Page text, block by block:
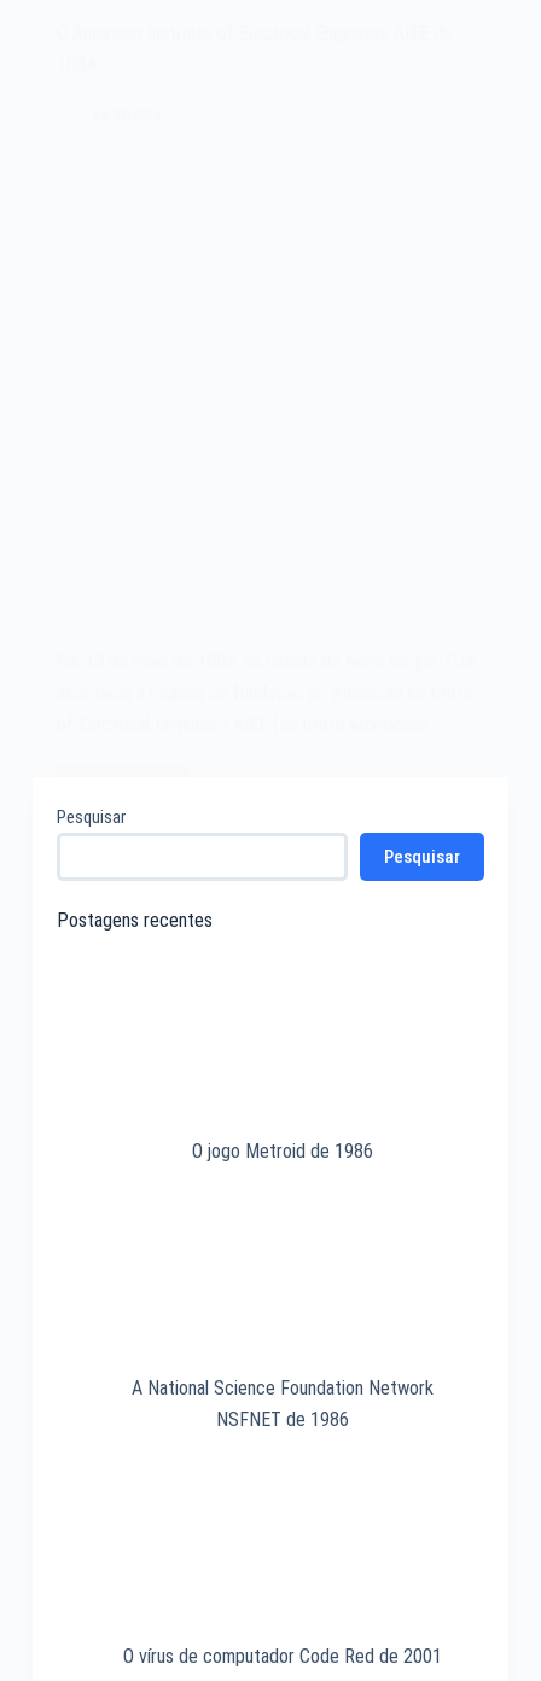
American
Electrical
Pesquisar
Pesquisar
Postagens recentes
O jogo Metroid de 1986
A National Science Foundation Network
NSFNET de 1986
O vírus de computador Code Red de 2001